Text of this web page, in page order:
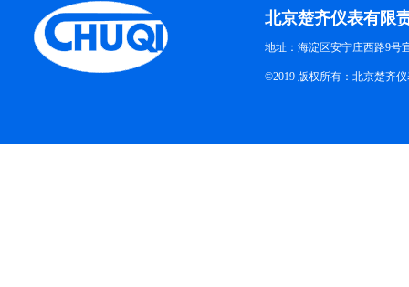
北京楚齐仪表有限
地址：海淀区安宁庄西路9号
©2019 版权所有：北京楚齐